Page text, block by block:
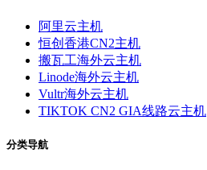
阿里云主机
恒创香港CN2主机
搬瓦工海外云主机
Linode海外云主机
Vultr海外云主机
TIKTOK CN2 GIA线路云主机
分类导航